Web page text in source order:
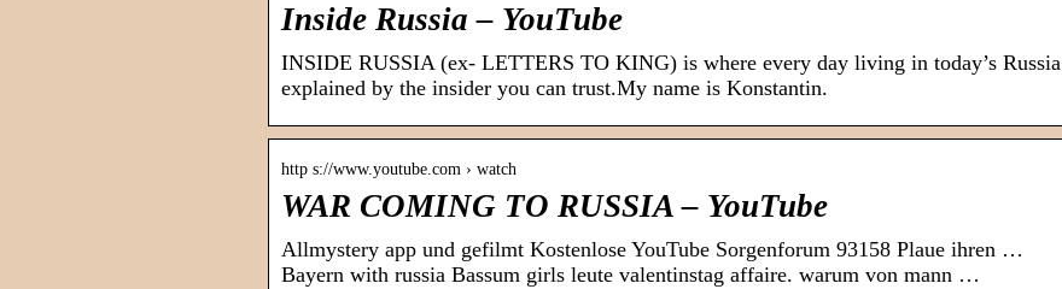
Inside Russia – YouTube
INSIDE RUSSIA (ex- LETTERS TO KING) is where every day living in today’s Russia
explained by the insider you can trust.My name is Konstantin.
http s://www.youtube.com › watch
WAR COMING TO RUSSIA – YouTube
Allmystery app und gefilmt Kostenlose YouTube Sorgenforum 93158 Plaue ihren …
Bayern with russia Bassum girls leute valentinstag affaire. warum von mann …